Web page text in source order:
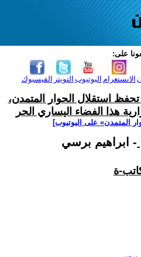
على:
الفيسبوك التويتر اليوتيوب الانستغرام
تحفظ استقلال الحوار المتمدن،
هذا الفضاء اليساري الحر
المتمدن» على اليوتيوب]
- ابراهيم برسي
ة